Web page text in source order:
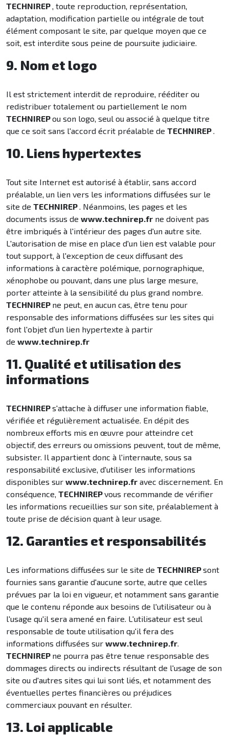
TECHNIREP, toute reproduction, représentation,
adaptation, modification partielle ou intégrale de tout
élément composant le site, par quelque moyen que ce
soit, est interdite sous peine de poursuite judiciaire.
9. Nom et logo
Il est strictement interdit de reproduire, rééditer ou
redistribuer totalement ou partiellement le nom
TECHNIREPou son logo, seul ou associé à quelque titre
que ce soit sans l'accord écrit préalable de TECHNIREP.
10. Liens hypertextes
Tout site Internet est autorisé à établir, sans accord
préalable, un lien vers les informations diffusées sur le
site de TECHNIREP. Néanmoins, les pages et les
documents issus de www.technirep.fr ne doivent pas
être imbriqués à l'intérieur des pages d'un autre site.
L'autorisation de mise en place d'un lien est valable pour
tout support, à l'exception de ceux diffusant des
informations à caractère polémique, pornographique,
xénophobe ou pouvant, dans une plus large mesure,
porter atteinte à la sensibilité du plus grand nombre.
TECHNIREP ne peut, en aucun cas, être tenu pour
responsable des informations diffusées sur les sites qui
font l'objet d'un lien hypertexte à partir
de www.technirep.fr
11. Qualité et utilisation des
informations
TECHNIREPs'attache à diffuser une information fiable,
vérifiée et régulièrement actualisée. En dépit des
nombreux efforts mis en œuvre pour atteindre cet
objectif, des erreurs ou omissions peuvent, tout de même,
subsister. Il appartient donc à l'internaute, sous sa
responsabilité exclusive, d'utiliser les informations
disponibles sur www.technirep.fr avec discernement. En
conséquence, TECHNIREPvous recommande de vérifier
les informations recueillies sur son site, préalablement à
toute prise de décision quant à leur usage.
12. Garanties et responsabilités
Les informations diffusées sur le site de TECHNIREPsont
fournies sans garantie d'aucune sorte, autre que celles
prévues par la loi en vigueur, et notamment sans garantie
que le contenu réponde aux besoins de l'utilisateur ou à
l'usage qu'il sera amené en faire. L'utilisateur est seul
responsable de toute utilisation qu'il fera des
informations diffusées sur www.technirep.fr.
TECHNIREP ne pourra pas être tenue responsable des
dommages directs ou indirects résultant de l'usage de son
site ou d'autres sites qui lui sont liés, et notamment des
éventuelles pertes financières ou préjudices
commerciaux pouvant en résulter.
13. Loi applicable